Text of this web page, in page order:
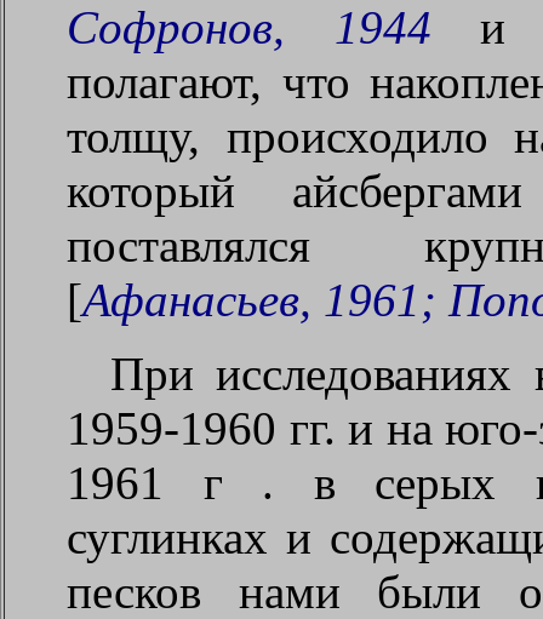
Софронов, 1944 и
полагают, что
толщу, происходило
который
поставлялся
[Афанасьев, 1961;
При исследованиях
1959-1960 гг. и на
1961 г . в серых
суглинках и
песков нами были